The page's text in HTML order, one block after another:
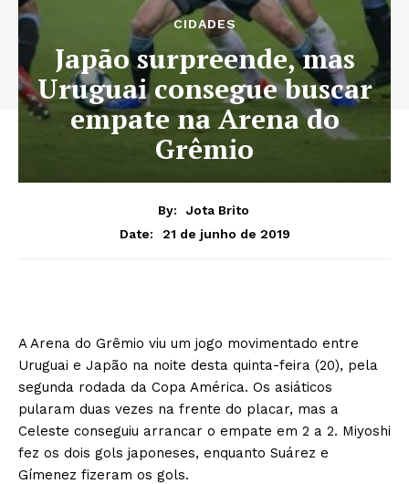
CIDADES
Japão surpreende, mas
Uruguai consegue buscar
empate na Arena do
Grêmio
By:
Jota Brito
Date:
21 de junho de 2019
A Arena do Grêmio viu um jogo movimentado entre
Uruguai e Japão na noite desta quinta-feira (20), pela
segunda rodada da Copa América. Os asiáticos
pularam duas vezes na frente do placar, mas a
Celeste conseguiu arrancar o empate em 2 a 2. Miyoshi
fez os dois gols japoneses, enquanto Suárez e
Gímenez fizeram os gols.